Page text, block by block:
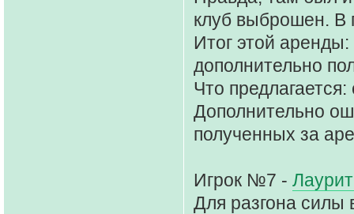
клуб выброшен. В
Итог этой
дополнительно
Что
Дополнительно
полученных за
Игрок №7 -
Для разгона